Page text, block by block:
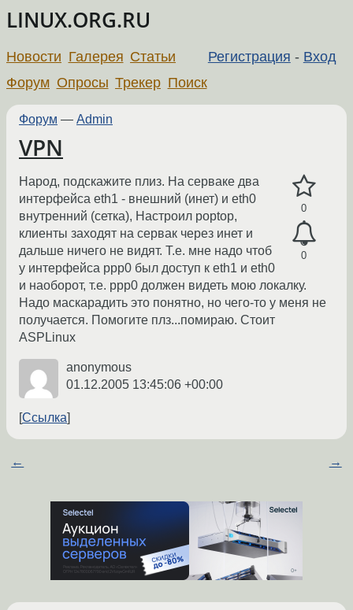
LINUX.ORG.RU
Регистрация - Вход
Новости Галерея Статьи
Форум Опросы Трекер Поиск
Форум — Admin
VPN
0
0
Народ, подскажите плиз. На серваке два
интерфейса eth1 - внешний (инет) и eth0
внутренний (сетка), Настроил poptop,
клиенты заходят на сервак через инет и
дальше ничего не видят. Т.е. мне надо чтоб
у интерфейса ppp0 был доступ к eth1 и eth0
и наоборот, т.е. ppp0 должен видеть мою локалку.
Надо маскарадить это понятно, но чего-то у меня не
получается. Помогите плз...помираю. Стоит
ASPLinux
anonymous
01.12.2005 13:45:06 +00:00
Ссылка
← →